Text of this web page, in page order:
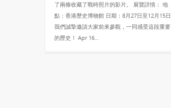
了兩條收藏了戰時照片的影片。 展覽詳情： 地
點：香港歷史博物館 日期：8月27日至12月15日
我們誠摯邀請大家前來參觀，一同感受這段重要
的歷史！ Apr 16…